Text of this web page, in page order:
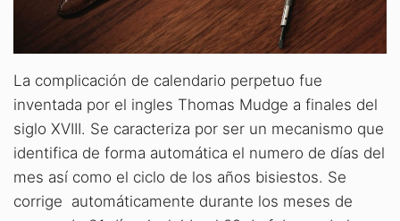
La complicación de calendario perpetuo fue
inventada por el ingles Thomas Mudge a finales del
siglo XVIII. Se caracteriza por ser un mecanismo que
identifica de forma automática el numero de días del
mes así como el ciclo de los años bisiestos. Se
corrige automáticamente durante los meses de